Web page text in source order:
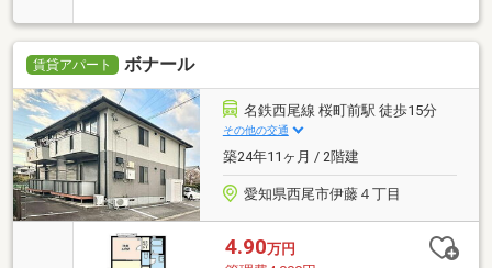
賃貸アパート ボナール
名鉄西尾線 桜町前駅 徒歩15分
その他の交通
築24年11ヶ月 / 2階建
愛知県西尾市伊藤４丁目
4.90万円